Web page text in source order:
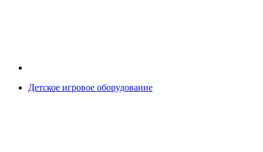
Детское игровое оборудование